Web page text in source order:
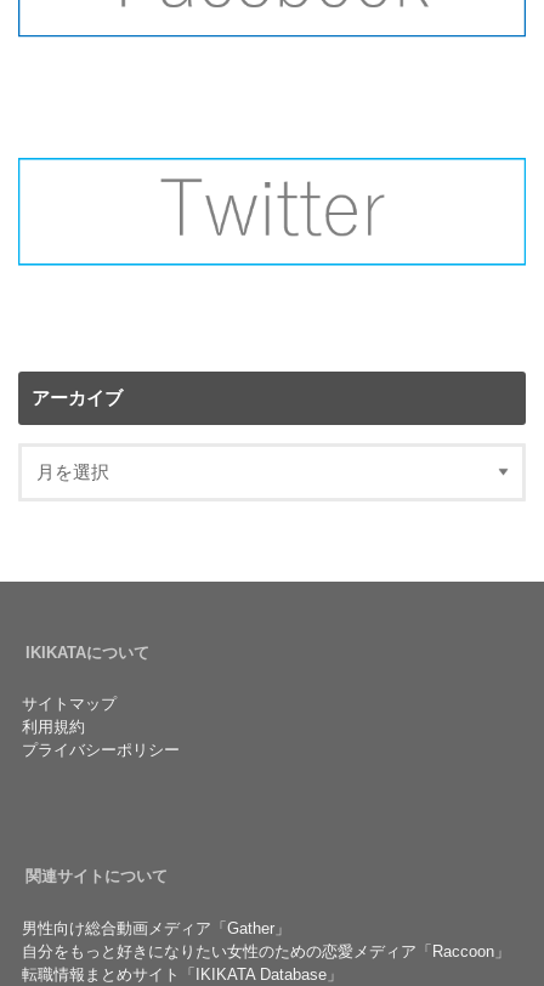
アーカイブ
IKIKATAについて
サイトマップ
利用規約
プライバシーポリシー
関連サイトについて
男性向け総合動画メディア「Gather」
自分をもっと好きになりたい女性のための恋愛メディア「Raccoon」
転職情報まとめサイト「IKIKATA Database」